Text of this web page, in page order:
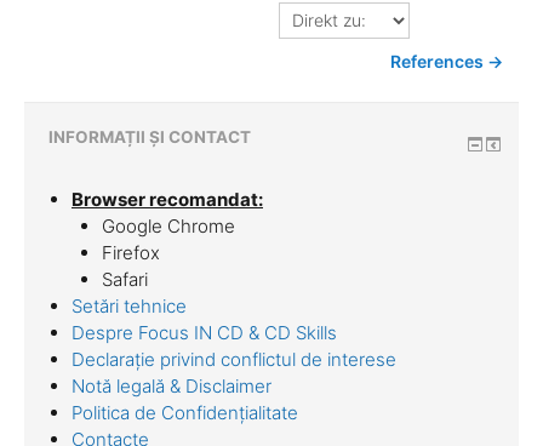
Direkt
zu:
References →
INFORMAȚII ȘI CONTACT
Browser recomandat:
Google Chrome
Firefox
Safari
Setări tehnice
Despre Focus IN CD & CD Skills
Declarație privind conflictul de interese
Notă legală & Disclaimer
Politica de Confidențialitate
Contacte